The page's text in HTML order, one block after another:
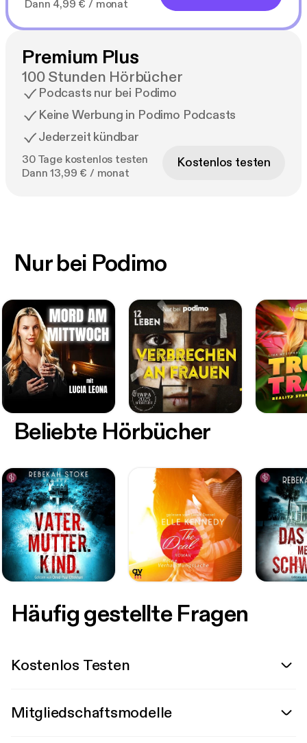
Dann 4,99 € / monat
Premium Plus
100 Stunden Hörbücher
Podcasts nur bei Podimo
Keine Werbung in Podimo Podcasts
Jederzeit kündbar
30 Tage kostenlos testen
Dann 13,99 € / monat
Kostenlos testen
Nur bei Podimo
Beliebte Hörbücher
Häufig gestellte Fragen
Kostenlos Testen
Mitgliedschaftsmodelle